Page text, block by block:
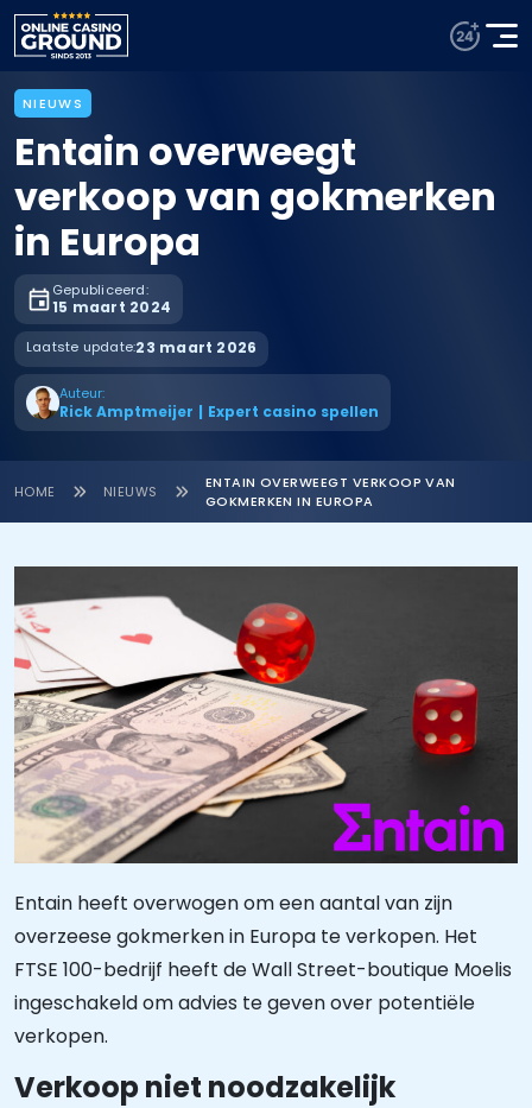
NIEUWS
Entain overweegt
verkoop van gokmerken
in Europa
Gepubliceerd:
15 maart 2024
Laatste update:23 maart 2026
Auteur:
Rick Amptmeijer | Expert casino spellen
HOME NIEUWS
ENTAIN OVERWEEGT VERKOOP VAN
GOKMERKEN IN EUROPA
Entain heeft overwogen om een aantal van zijn
overzeese gokmerken in Europa te verkopen. Het
FTSE 100-bedrijf heeft de Wall Street-boutique Moelis
ingeschakeld om advies te geven over potentiële
verkopen.
Verkoop niet noodzakelijk